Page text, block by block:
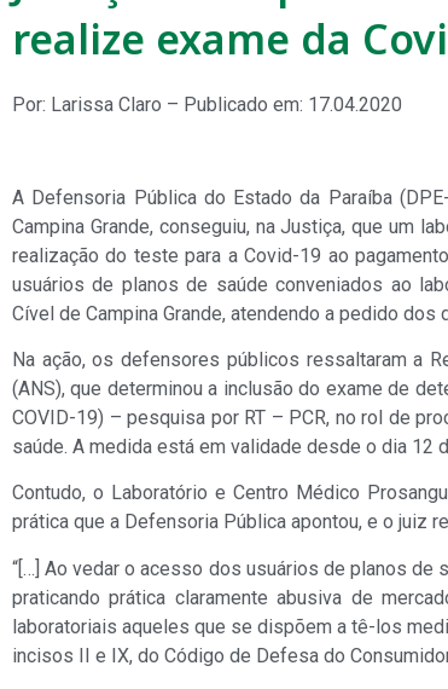
realize exame da
Por: Larissa Claro – Publicado em: 17.04.2020
A Defensoria Pública do Estado da Paraíba
Campina Grande, conseguiu, na Justiça, que um
realização do teste para a Covid-19 ao
usuários de planos de saúde conveniados ao
Cível de Campina Grande, atendendo a pedido
Na ação, os defensores públicos ressaltaram a
(ANS), que determinou a inclusão do exame de
COVID-19) – pesquisa por RT – PCR, no rol de
saúde. A medida está em validade desde o dia 12
Contudo, o Laboratório e Centro Médico
prática que a Defensoria Pública apontou, e o juiz
“[…] Ao vedar o acesso dos usuários de planos de
praticando prática claramente abusiva de
laboratoriais aqueles que se dispõem a tê-los
incisos II e IX, do Código de Defesa do